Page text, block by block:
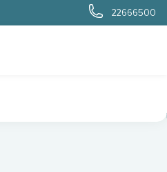
22666500
Nukleær, strålevern, beredskap,